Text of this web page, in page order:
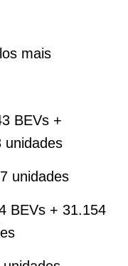
mais
BEVs +
unidades
unidades
BEVs + 31.154